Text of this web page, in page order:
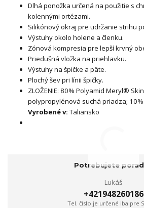
Dlhá ponožka určená na použitie s
kolennými ortézami.
Silikónový okraj pre udržanie strihu
Výstuhy okolo holene a členku.
Zónová kompresia pre lepší krvný
Priedušná vložka na priehlavku.
Výstuhy na špičke a päte.
Plochý šev pri línii špičky.
ZLOŽENIE: 80% Polyamid Meryl®
polypropylénová suchá priadza; 10%
Vyrobené v: Taliansko
Potrebujete
Lukáš
+421948260186
Tel. číslo je určené iba pre